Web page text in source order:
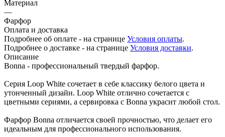
Материал
—
Фарфор
Оплата и доставка
Подробнее об оплате - на странице Условия оплаты.
Подробнее о доставке - на странице Условия доставки.
Описание
Bonna - профессиональный твердый фарфор.
Серия Loop White сочетает в себе классику белого цвета и
утонченный дизайн. Loop White отлично сочетается с
цветными сериями, а сервировка с Bonna украсит любой стол.
Фарфор Bonna отличается своей прочностью, что делает его
идеальным для профессионального использования.